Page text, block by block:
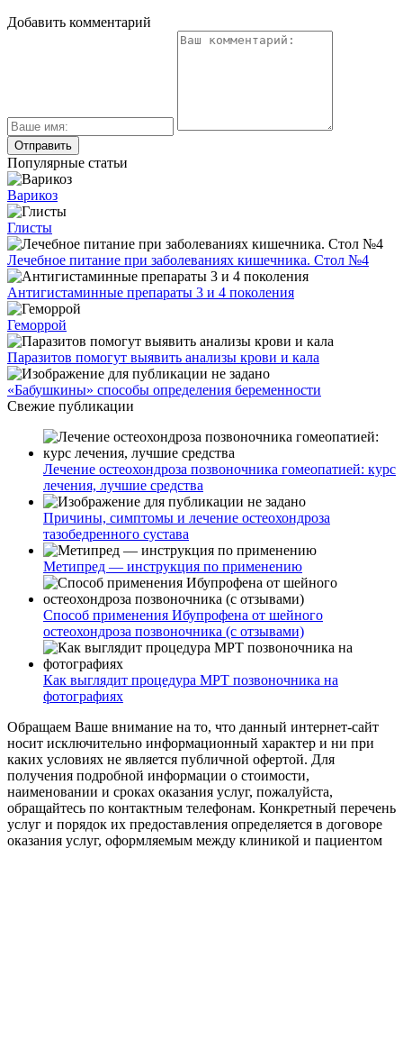
Добавить комментарий
Популярные статьи
Варикоз
Глисты
Лечебное питание при заболеваниях кишечника. Стол №4
Антигистаминные препараты 3 и 4 поколения
Геморрой
Паразитов помогут выявить анализы крови и кала
«Бабушкины» способы определения беременности
Свежие публикации
Лечение остеохондроза позвоночника гомеопатией: курс
лечения, лучшие средства
Причины, симптомы и лечение остеохондроза
тазобедренного сустава
Метипред — инструкция по применению
Способ применения Ибупрофена от шейного
остеохондроза позвоночника (с отзывами)
Как выглядит процедура МРТ позвоночника на
фотографиях
Обращаем Ваше внимание на то, что данный интернет-сайт
носит исключительно информационный характер и ни при
каких условиях не является публичной офертой. Для
получения подробной информации о стоимости,
наименовании и сроках оказания услуг, пожалуйста,
обращайтесь по контактным телефонам. Конкретный перечень
услуг и порядок их предоставления определяется в договоре
оказания услуг, оформляемым между клиникой и пациентом